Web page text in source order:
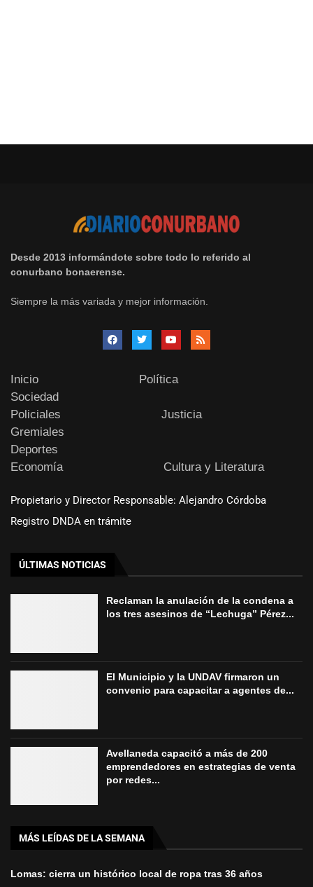
Desde 2013 informándote sobre todo lo referido al
conurbano bonaerense.
Siempre la más variada y mejor información.
Inicio
Política
Sociedad
Policiales
Justicia
Gremiales
Deportes
Economía
Cultura y Literatura
Propietario y Director Responsable: Alejandro Córdoba
Registro DNDA en trámite
ÚLTIMAS NOTICIAS
Reclaman la anulación de la condena a
los tres asesinos de “Lechuga” Pérez...
El Municipio y la UNDAV firmaron un
convenio para capacitar a agentes de...
Avellaneda capacitó a más de 200
emprendedores en estrategias de venta
por redes...
MÁS LEÍDAS DE LA SEMANA
Lomas: cierra un histórico local de ropa tras 36 años